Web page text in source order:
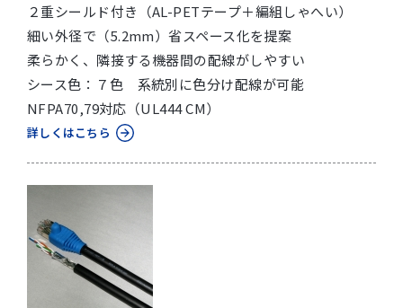
２重シールド付き（AL-PETテープ＋編組しゃへい）
細い外径で（5.2mm）省スペース化を提案
柔らかく、隣接する機器間の配線がしやすい
シース色：７色 系統別に色分け配線が可能
NFPA70,79対応（UL444 CM）
詳しくはこちら